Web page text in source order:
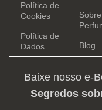
Política de
Cookies
Política de
Dados
Blog
Baixe nosso e-
Segredos